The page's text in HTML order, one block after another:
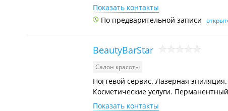
Показать контакты
По предварительной записи
BeautyBarStar
Салон красоты
Ногтевой сервис. Лазерная
Косметические услуги.
Показать контакты